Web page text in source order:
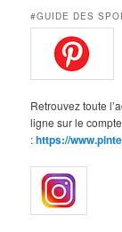
#GUIDE DES
Retrouvez toute
ligne sur le
:https://